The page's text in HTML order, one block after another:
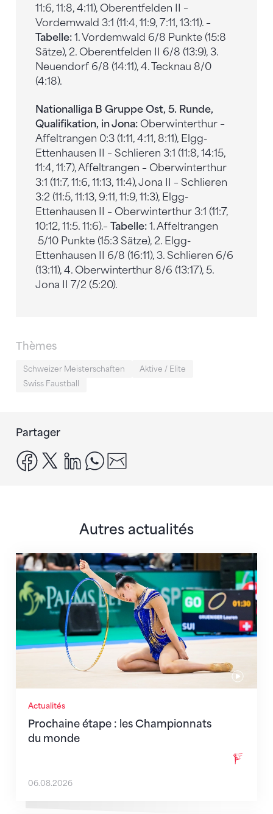
11:6, 11:8, 4:11), Oberentfelden II –
Vordemwald 3:1 (11:4, 11:9, 7:11, 13:11). –
Tabelle: 1. Vordemwald 6/8 Punkte (15:8
Sätze), 2. Oberentfelden II 6/8 (13:9), 3.
Neuendorf 6/8 (14:11), 4. Tecknau 8/0
(4:18).
Nationalliga B Gruppe Ost, 5. Runde,
Qualifikation, in Jona: Oberwinterthur –
Affeltrangen 0:3 (1:11, 4:11, 8:11), Elgg-
Ettenhausen II – Schlieren 3:1 (11:8, 14:15,
11:4, 11:7), Affeltrangen – Oberwinterthur
3:1 (11:7, 11:6, 11:13, 11:4), Jona II – Schlieren
3:2 (11:5, 11:13, 9:11, 11:9, 11:3), Elgg-
Ettenhausen II – Oberwinterthur 3:1 (11:7,
10:12, 11:5. 11:6).– Tabelle: 1. Affeltrangen
5/10 Punkte (15:3 Sätze), 2. Elgg-
Ettenhausen II 6/8 (16:11), 3. Schlieren 6/6
(13:11), 4. Oberwinterthur 8/6 (13:17), 5.
Jona II 7/2 (5:20).
Thèmes
Schweizer Meisterschaften
Aktive / Elite
Swiss Faustball
Partager
facebook
x linkedinwhatsapp
Autres actualités
Actualités
Prochaine étape : les Championnats
du monde
Prochaine étape : les Championnats du monde
06.08.2026